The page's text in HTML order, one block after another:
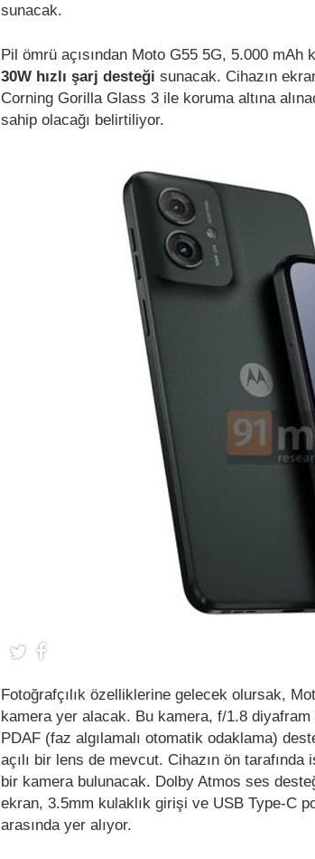
sunacak.
Pil ömrü açısından Moto G55 5G, 5.000
30W hızlı şarj desteği sunacak. Cihazın
Corning Gorilla Glass 3 ile koruma altına
sahip olacağı belirtiliyor.
Fotoğrafçılık özelliklerine gelecek olursak,
kamera yer alacak. Bu kamera, f/1.8
PDAF (faz algılamalı otomatik odaklama)
açılı bir lens de mevcut. Cihazın ön
bir kamera bulunacak. Dolby Atmos ses
ekran, 3.5mm kulaklık girişi ve USB Type-C
arasında yer alıyor.